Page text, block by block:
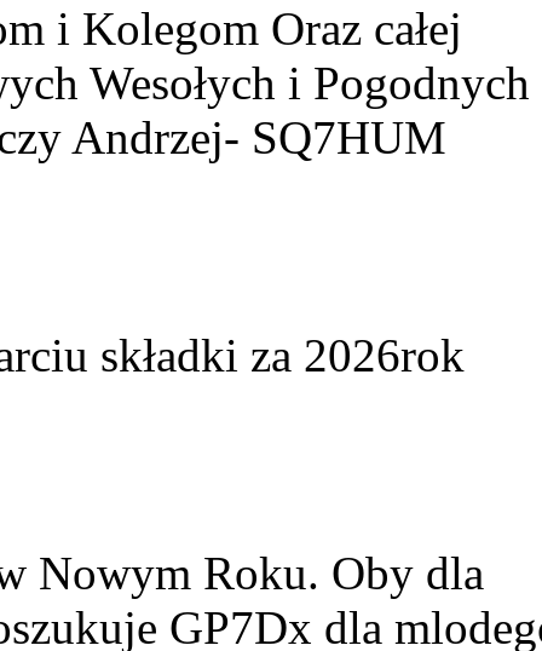
i Kolegom Oraz całej
Wesołych i Pogodnych
Andrzej- SQ7HUM
składki za 2026rok
Nowym Roku. Oby dla
GP7Dx dla